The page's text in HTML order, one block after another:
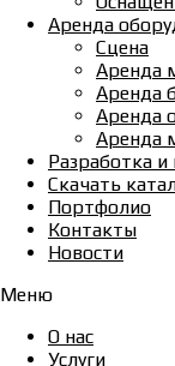
Аренда
Сцена
Аренда
Аренда
Аренда
Аренда
Разработка и
Скачать
Портфолио
Контакты
Новости
Меню
О нас
Услуги